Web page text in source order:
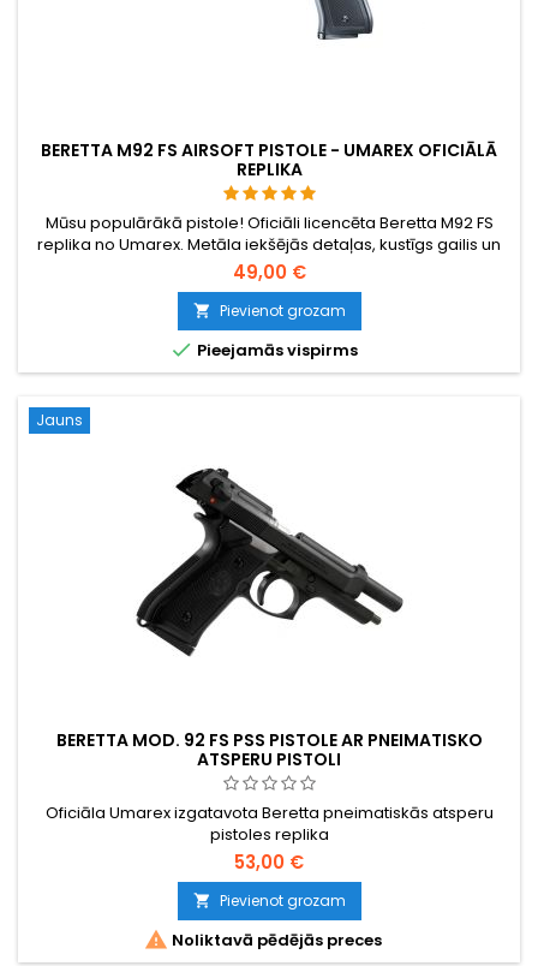
BERETTA M92 FS AIRSOFT PISTOLE - UMAREX OFICIĀLĀ
REPLIKA
Mūsu populārākā pistole! Oficiāli licencēta Beretta M92 FS
replika no Umarex. Metāla iekšējās detaļas, kustīgs gailis un
oriģinālie marķējumi.
49,00 €
 Pievienot grozam
 Pieejamās vispirms
Jauns
BERETTA MOD. 92 FS PSS PISTOLE AR PNEIMATISKO
ATSPERU PISTOLI
Oficiāla Umarex izgatavota Beretta pneimatiskās atsperu
pistoles replika
53,00 €
 Pievienot grozam
 Noliktavā pēdējās preces